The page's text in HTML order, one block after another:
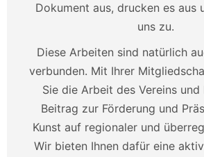
Dokument aus, drucken es aus
uns zu.
Diese Arbeiten sind natürlich
verbunden. Mit Ihrer
Sie die Arbeit des Vereins und
Beitrag zur Förderung und
Kunst auf regionaler und
Wir bieten Ihnen dafür eine